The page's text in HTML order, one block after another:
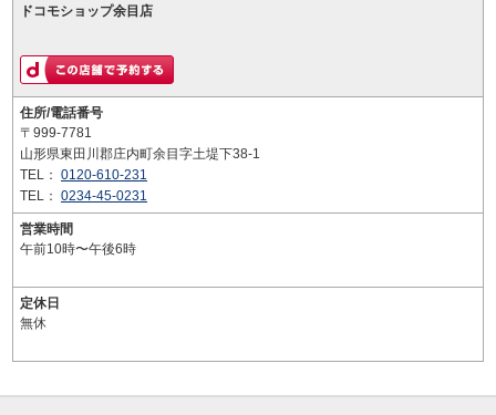
ドコモショップ余目店
住所/電話番号
〒999-7781
山形県東田川郡庄内町余目字土堤下38-1
TEL： 0120-610-231
TEL： 0234-45-0231
営業時間
午前10時〜午後6時
定休日
無休